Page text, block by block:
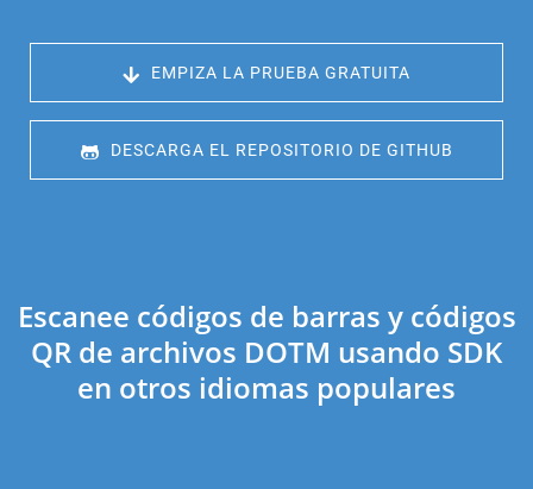
EMPIZA LA PRUEBA GRATUITA
DESCARGA EL REPOSITORIO DE GITHUB
Escanee códigos de barras y códigos
QR de archivos DOTM usando SDK
en otros idiomas populares